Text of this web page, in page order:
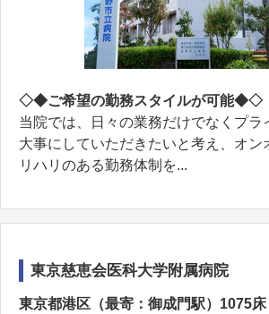
◇◆ご希望の勤務スタイルが可能◆◇
当院では、日々の業務だけでなくプラ
⼤事にしていただきたいと考え、オン
リハリのある勤務体制を...
東京慈恵会医科大学附属病院
東京都港区（最寄：御成門駅）1075床